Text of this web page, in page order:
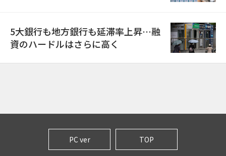
5大銀行も地方銀行も延滞率上昇…融
資のハードルはさらに高く
PC ver TOP